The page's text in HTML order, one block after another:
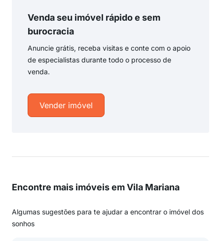
Venda seu imóvel rápido e sem
burocracia
Anuncie grátis, receba visitas e conte com o apoio
de especialistas durante todo o processo de
venda.
Vender imóvel
Encontre mais imóveis em Vila Mariana
Algumas sugestões para te ajudar a encontrar o imóvel dos
sonhos